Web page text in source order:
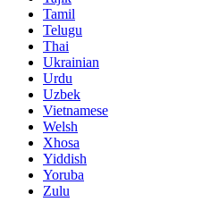
Tamil
Telugu
Thai
Ukrainian
Urdu
Uzbek
Vietnamese
Welsh
Xhosa
Yiddish
Yoruba
Zulu